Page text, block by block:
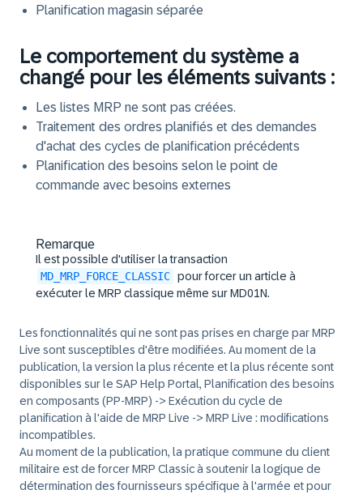
Planification magasin séparée
Le comportement du système a
changé pour les éléments suivants :
Les listes MRP ne sont pas créées.
Traitement des ordres planifiés et des demandes
d'achat des cycles de planification précédents
Planification des besoins selon le point de
commande avec besoins externes
Remarque
Il est possible d'utiliser la transaction
MD_MRP_FORCE_CLASSIC pour forcer un article à
exécuter le MRP classique même sur MD01N.
Les fonctionnalités qui ne sont pas prises en charge par MRP
Live sont susceptibles d'être modifiées. Au moment de la
publication, la version la plus récente et la plus récente sont
disponibles sur le SAP Help Portal, Planification des besoins
en composants (PP-MRP) -> Exécution du cycle de
planification à l'aide de MRP Live -> MRP Live : modifications
incompatibles.
Au moment de la publication, la pratique commune du client
militaire est de forcer MRP Classic à soutenir la logique de
détermination des fournisseurs spécifique à l'armée et pour